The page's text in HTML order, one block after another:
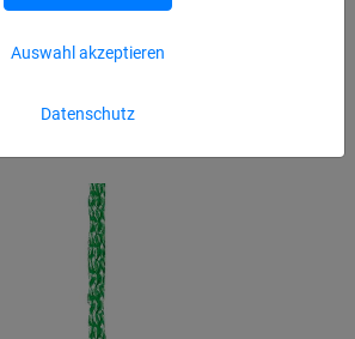
Datenschutz
Auswahl akzeptieren